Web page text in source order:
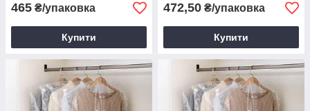
465 ₴/упаковка
Купити
472,50 ₴/упаковка
Купити